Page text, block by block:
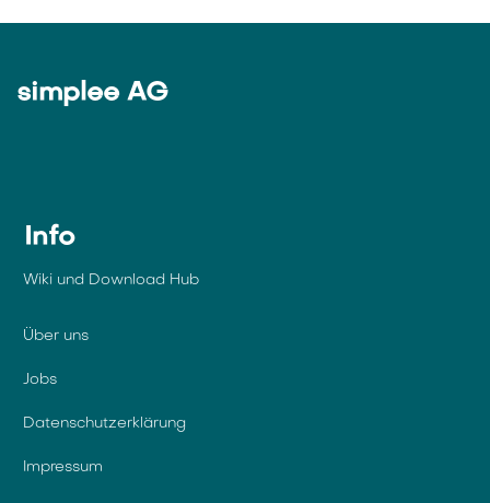
simplee AG
Info
Wiki und Download Hub
Über uns
Jobs
Datenschutzerklärung
Impressum